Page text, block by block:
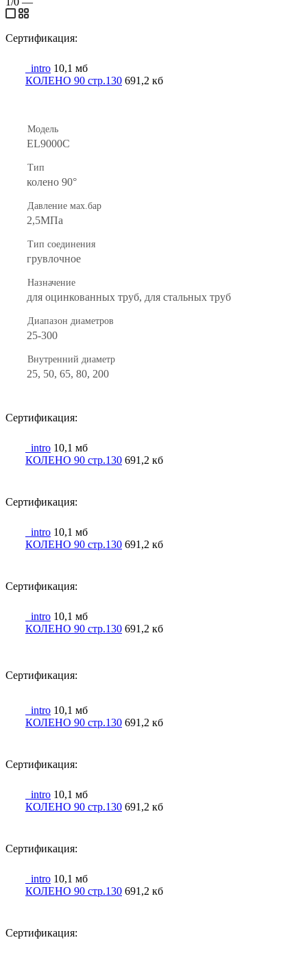
Сертификация:
_intro 10,1 мб
КОЛЕНО 90 стр.130 691,2 кб
Модель
EL9000C
Тип
колено 90°
Давление мах.бар
2,5МПа
Тип соединения
грувлочное
Назначение
для оцинкованных труб, для стальных труб
Диапазон диаметров
25-300
Внутренний диаметр
25, 50, 65, 80, 200
Сертификация:
_intro 10,1 мб
КОЛЕНО 90 стр.130 691,2 кб
Сертификация:
_intro 10,1 мб
КОЛЕНО 90 стр.130 691,2 кб
Сертификация:
_intro 10,1 мб
КОЛЕНО 90 стр.130 691,2 кб
Сертификация:
_intro 10,1 мб
КОЛЕНО 90 стр.130 691,2 кб
Сертификация:
_intro 10,1 мб
КОЛЕНО 90 стр.130 691,2 кб
Сертификация:
_intro 10,1 мб
КОЛЕНО 90 стр.130 691,2 кб
Сертификация: